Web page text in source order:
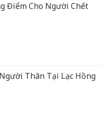
Điểm Cho Người Chết
Thân Tại Lạc Hồng